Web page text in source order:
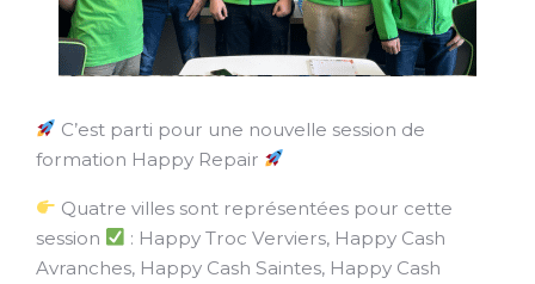
C’est parti pour une nouvelle session de
formation Happy Repair
Quatre villes sont représentées pour cette
session
: Happy Troc Verviers, Happy Cash
Avranches, Happy Cash Saintes, Happy Cash